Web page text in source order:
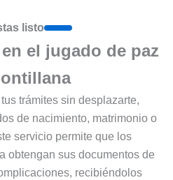
listo
el jugado de paz
trámites sin desplazarte,
de nacimiento, matrimonio o
servicio permite que los
obtengan sus documentos de
recibiéndolos